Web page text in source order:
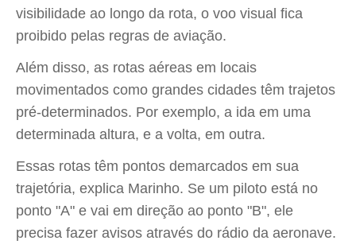
visibilidade ao longo da rota, o voo visual fica
proibido pelas regras de aviação.
Além disso, as rotas aéreas em locais
movimentados como grandes cidades têm trajetos
pré-determinados. Por exemplo, a ida em uma
determinada altura, e a volta, em outra.
Essas rotas têm pontos demarcados em sua
trajetória, explica Marinho. Se um piloto está no
ponto "A" e vai em direção ao ponto "B", ele
precisa fazer avisos através do rádio da aeronave.